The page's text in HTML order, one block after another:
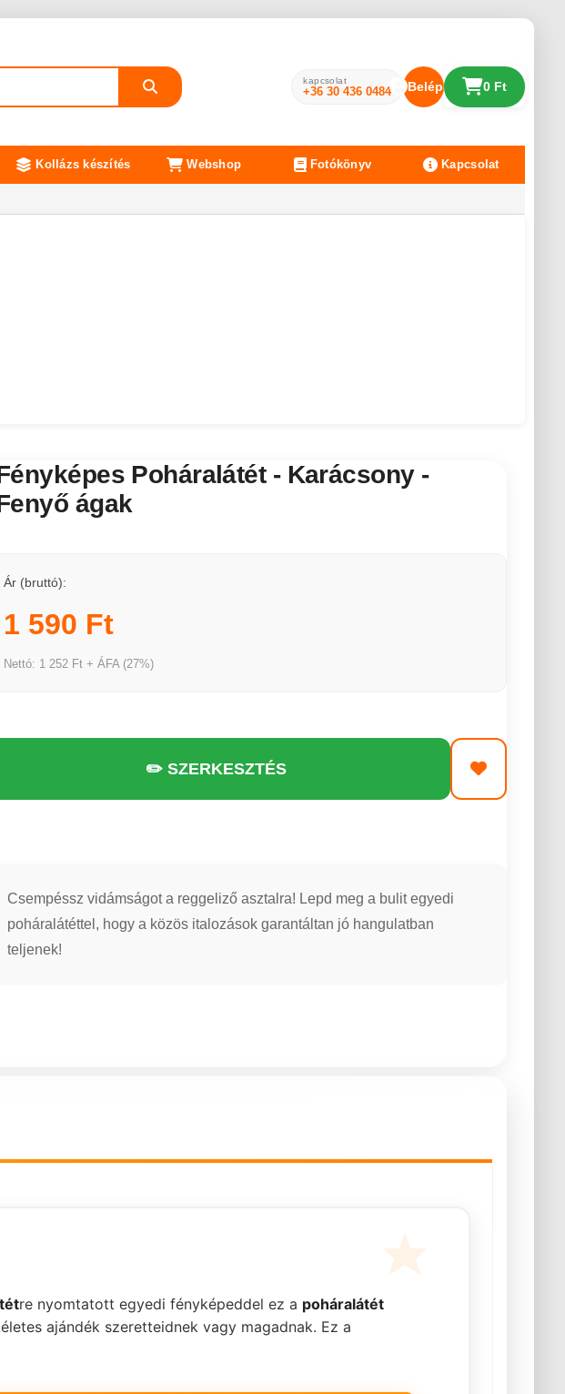
kapcsolat
+36 30 436 0484 Belépés 0 Ft
Kollázs készítés Webshop Fotókönyv Kapcsolat
Poháralátét - Karácsony -
ágak
Ár (bruttó):
1 590 Ft
Nettó: 1 252 Ft + ÁFA (27%)
✏️ SZERKESZTÉS
Csempéssz vidámságot a reggeliző asztalra! Lepd meg a bulit egyedi
poháralátéttel, hogy a közös italozások garantáltan jó hangulatban
teljenek!
re nyomtatott egyedi fényképeddel ez a poháralátét
ajándék szeretteidnek vagy magadnak. Ez a